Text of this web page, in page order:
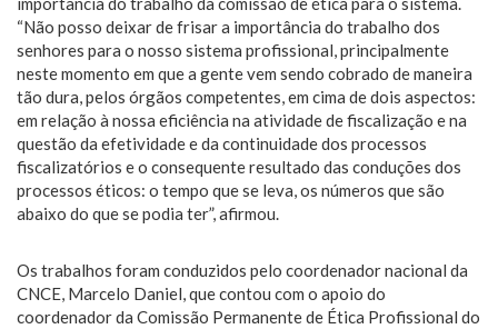
“Não posso deixar de frisar a importância do trabalho dos
senhores para o nosso sistema profissional, principalmente
neste momento em que a gente vem sendo cobrado de maneira
tão dura, pelos órgãos competentes, em cima de dois aspectos:
em relação à nossa eficiência na atividade de fiscalização e na
questão da efetividade e da continuidade dos processos
fiscalizatórios e o consequente resultado das conduções dos
processos éticos: o tempo que se leva, os números que são
abaixo do que se podia ter”, afirmou.
Os trabalhos foram conduzidos pelo coordenador nacional da
CNCE, Marcelo Daniel, que contou com o apoio do
coordenador da Comissão Permanente de Ética Profissional do